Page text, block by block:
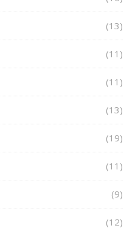
(13)
(11)
(11)
(13)
(19)
(11)
(9)
(12)